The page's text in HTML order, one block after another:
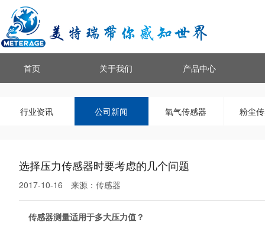
首页 关于我们 产品中心
行业资讯 公司新闻 氧气传感器 粉尘
选择压力传感器时要考虑的几个问题
2017-10-16 来源： 传感器
传感器测量适用于多大压力值？